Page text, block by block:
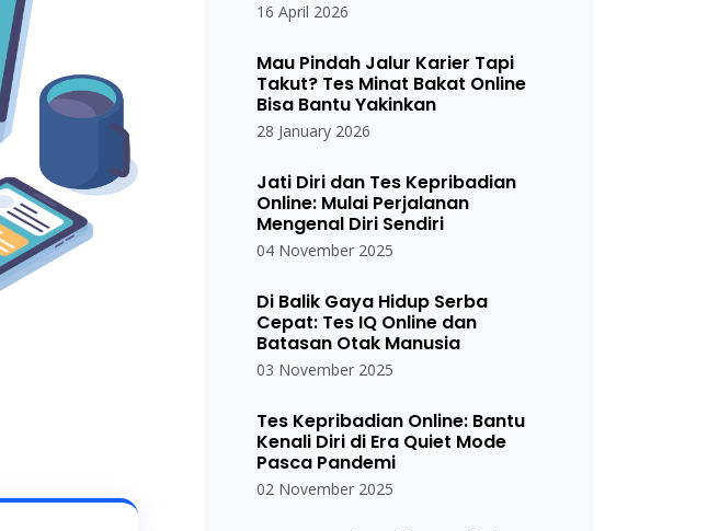
16 April 2026
Mau Pindah Jalur Karier Tapi
Takut? Tes Minat Bakat Online
Bisa Bantu Yakinkan
28 January 2026
Jati Diri dan Tes Kepribadian
Online: Mulai Perjalanan
Mengenal Diri Sendiri
04 November 2025
Di Balik Gaya Hidup Serba
Cepat: Tes IQ Online dan
Batasan Otak Manusia
03 November 2025
Tes Kepribadian Online: Bantu
Kenali Diri di Era Quiet Mode
Pasca Pandemi
02 November 2025